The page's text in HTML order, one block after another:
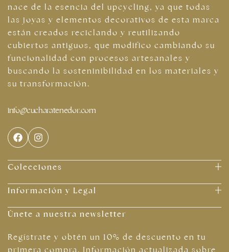
nace de la esencia del upcycling, ya que todas
las joyas y elementos decorativos de esta marca
están creados reciclando y reutilizando
cubiertos antiguos, que modifico cambiando su
funcionalidad con procesos artesanales y
buscando la sosteninibilidad en los materiales y
su transformación.
info@cucharatenedor.com
Colecciones
Información y Legal
Únete a nuestra newsletter
Regístrate y obtén un 10% de descuento en tu
primera compra. Información actualizada sobre
Joyas plateadas